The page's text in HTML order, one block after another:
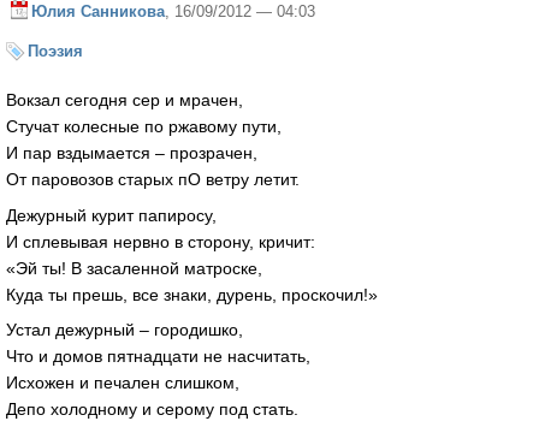
Юлия Санникова , 16/09/2012 — 04:03
Поэзия
Вокзал сегодня сер и мрачен,
Стучат колесные по ржавому пути,
И пар вздымается – прозрачен,
От паровозов старых пО ветру летит.
Дежурный курит папиросу,
И сплевывая нервно в сторону, кричит:
«Эй ты! В засаленной матроске,
Куда ты прешь, все знаки, дурень, проскочил!»
Устал дежурный – городишко,
Что и домов пятнадцати не насчитать,
Исхожен и печален слишком,
Депо холодному и серому под стать.